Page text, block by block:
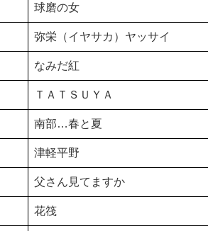
球磨の女
弥栄（イヤサカ）ヤッサイ
なみだ紅
ＴＡＴＳＵＹＡ
南部…春と夏
津軽平野
父さん見てますか
花筏